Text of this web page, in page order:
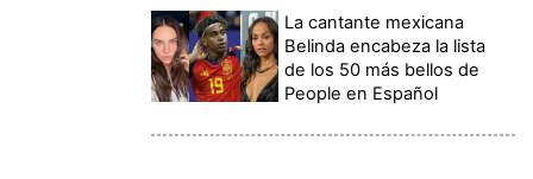
La cantante mexicana
Belinda encabeza la lista
de los 50 más bellos de
People en Español